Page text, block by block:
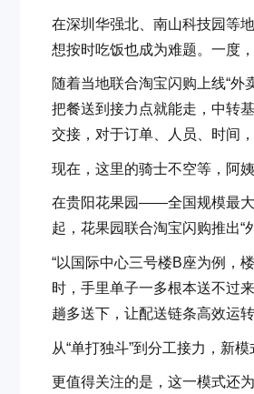
在深圳华强北、南山科技园等
想按时吃饭也成为难题。一度
随着当地联合淘宝闪购上线“外
把餐送到接力点就能走，中转
交接，对于订单、人员、时间
现在，这里的骑士不空等，阿
在贵阳花果园——全国规模最大
起，花果园联合淘宝闪购推出“
“以国际中心三号楼B座为例，
时，手里单子一多根本送不过
趟多送下，让配送链条高效运转
从“单打独斗”到分工接力，新
更值得关注的是，这一模式还